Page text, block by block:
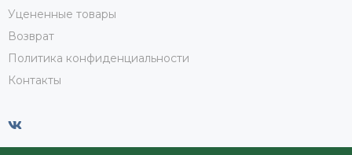
Уцененные товары
Возврат
Политика конфиденциальности
Контакты